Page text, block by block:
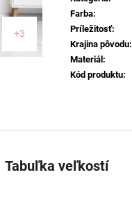
Farba:
Príležitosť:
Krajina pôvodu:
Materiál:
Kód produktu:
+3
Tabuľka veľkostí